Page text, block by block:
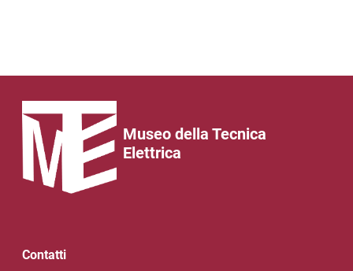
Museo della Tecnica
Elettrica
Contatti